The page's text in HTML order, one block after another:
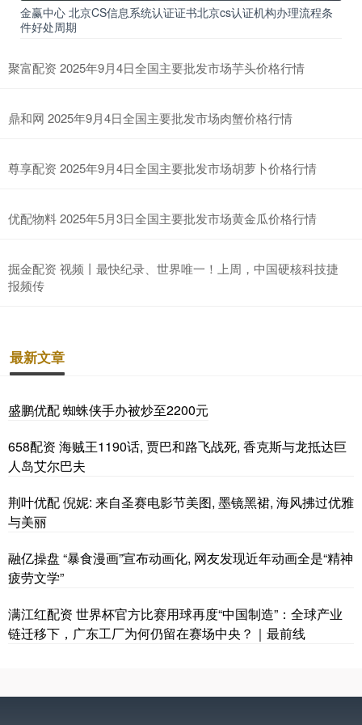
金赢中心 北京CS信息系统认证证书北京cs认证机构办理流程条
件好处周期
聚富配资 2025年9月4日全国主要批发市场芋头价格行情
鼎和网 2025年9月4日全国主要批发市场肉蟹价格行情
尊享配资 2025年9月4日全国主要批发市场胡萝卜价格行情
优配物料 2025年5月3日全国主要批发市场黄金瓜价格行情
掘金配资 视频丨最快纪录、世界唯一！上周，中国硬核科技捷
报频传
最新文章
盛鹏优配 蜘蛛侠手办被炒至2200元
658配资 海贼王1190话, 贾巴和路飞战死, 香克斯与龙抵达巨
人岛艾尔巴夫
荆叶优配 倪妮: 来自圣赛电影节美图, 墨镜黑裙, 海风拂过优雅
与美丽
融亿操盘 “暴食漫画”宣布动画化, 网友发现近年动画全是“精神
疲劳文学”
满江红配资 世界杯官方比赛用球再度“中国制造”：全球产业
链迁移下，广东工厂为何仍留在赛场中央？｜最前线